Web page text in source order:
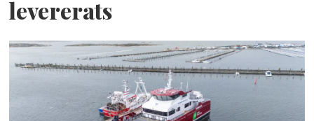
levererats